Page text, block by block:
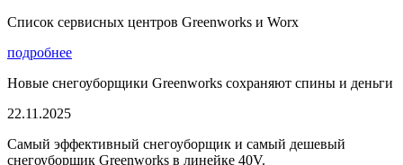
Список сервисных центров Greenworks и Worx
подробнее
Новые снегоуборщики Greenworks сохраняют спины и деньги
22.11.2025
Самый эффективный снегоуборщик и самый дешевый
снегоуборщик Greenworks в линейке 40V.